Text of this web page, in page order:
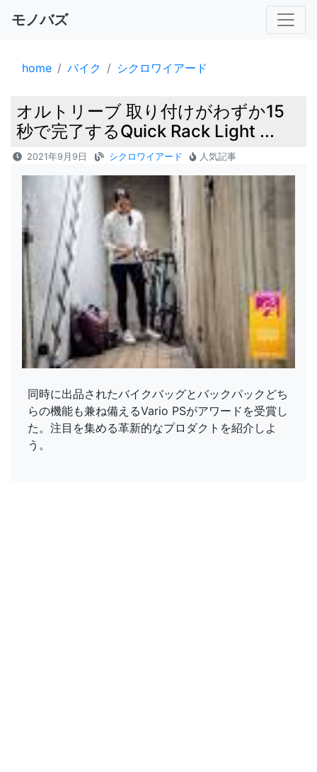
モノバズ
home バイク シクロワイアード
オルトリーブ 取り付けがわずか15
秒で完了するQuick Rack Light ...
2021年9月9日 シクロワイアード 人気記事
同時に出品されたバイクバッグとバックパックどち
らの機能も兼ね備えるVario PSがアワードを受賞し
た。注目を集める革新的なプロダクトを紹介しよ
う。